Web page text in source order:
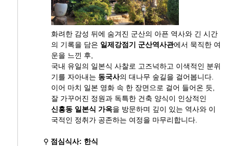
화려한 감성 뒤에 숨겨진 군산의 아픈 역사와 긴 시간
의 기록을 담은 일제강점기 군산역사관에서 묵직한 여
운을 느낀 후,
국내 유일의 일본식 사찰로 고즈넉하고 이색적인 분위
기를 자아내는 동국사의 대나무 숲길을 걸어봅니다.
이어 마치 일본 영화 속 한 장면으로 걸어 들어온 듯,
잘 가꾸어진 정원과 독특한 건축 양식이 인상적인
신흥동 일본식 가옥을 방문하며 깊이 있는 역사와 이
국적인 정취가 공존하는 여정을 마무리합니다.
⚲ 점심식사: 한식